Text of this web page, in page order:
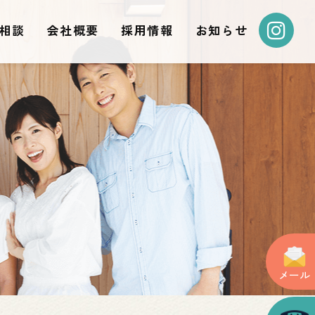
談 会社概要 採用情報 お知らせ
メール